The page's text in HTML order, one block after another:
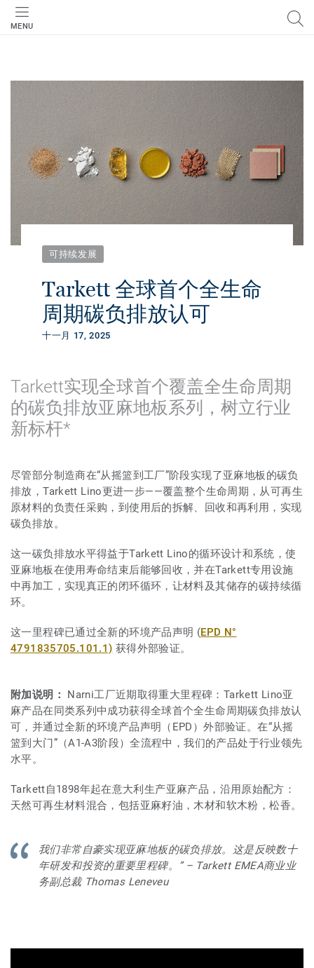
MENU
可持续发展
Tarkett 全球首个全生命
周期碳负排放认可
十一月 17, 2025
Tarkett实现全球首个覆盖全生命周期
的碳负排放亚麻地板系列，树立行业
新标杆*
尽管部分制造商在“从摇篮到工厂”阶段实现了亚麻地板的碳负
排放，Tarkett Lino更进一步——覆盖整个生命周期，从可再生
原材料的负责任采购，到使用后的拆解、回收和再利用，实现
碳负排放。
这一碳负排放水平得益于Tarkett Lino的循环设计和系统，使
亚麻地板在使用寿命结束后能够回收，并在Tarkett专用设施
中再加工，实现真正的闭环循环，让材料及其储存的碳持续循
环。
这一里程碑已通过全新的环境产品声明 (EPD N°
4791835705.101.1) 获得外部验证。
附加说明：
Narni工厂近期取得重大里程碑：Tarkett Lino亚
麻产品在同类系列中成功获得全球首个全生命周期碳负排放认
可，并通过全新的环境产品声明（EPD）外部验证。在“从摇
篮到大门”（A1-A3阶段）全流程中，我们的产品处于行业领先
水平。
Tarkett自1898年起在意大利生产亚麻产品，沿用原始配方：
天然可再生材料混合，包括亚麻籽油，木材和软木粉，松香。
我们非常自豪实现亚麻地板的碳负排放。这是反映数十
年研发和投资的重要里程碑。” – Tarkett EMEA商业业
务副总裁 Thomas Leneveu